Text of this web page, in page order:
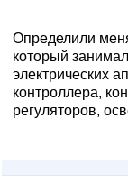
Определили
который
электрических
контроллера,
регуляторов,